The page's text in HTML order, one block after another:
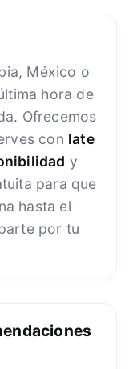
México o
hora de
Ofrecemos
con late
y
para que
hasta el
por tu